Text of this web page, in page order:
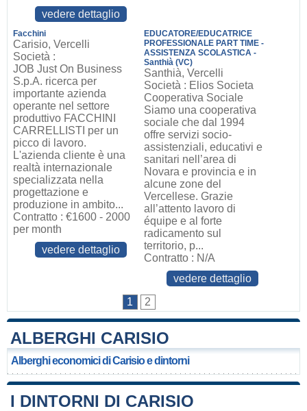
vedere dettaglio
Facchini
Carisio, Vercelli
Società :
JOB Just On Business
S.p.A. ricerca per
importante azienda
operante nel settore
produttivo FACCHINI
CARRELLISTI per un
picco di lavoro.
L'azienda cliente è una
realtà internazionale
specializzata nella
progettazione e
produzione in ambito...
Contratto : €1600 - 2000
per month
vedere dettaglio
EDUCATORE/EDUCATRICE
PROFESSIONALE PART TIME -
ASSISTENZA SCOLASTICA -
Santhià (VC)
Santhià, Vercelli
Società : Elios Societa
Cooperativa Sociale
Siamo una cooperativa
sociale che dal 1994
offre servizi socio-
assistenziali, educativi e
sanitari nell’area di
Novara e provincia e in
alcune zone del
Vercellese. Grazie
all’attento lavoro di
équipe e al forte
radicamento sul
territorio, p...
Contratto : N/A
vedere dettaglio
1
2
ALBERGHI CARISIO
Alberghi economici di Carisio e dintorni
I DINTORNI DI CARISIO